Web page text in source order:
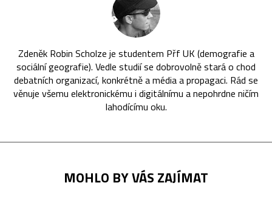
Zdeněk Robin Scholze je studentem Přf UK (demografie a
sociální geografie). Vedle studií se dobrovolně stará o chod
debatních organizací, konkrétně a média a propagaci. Rád se
věnuje všemu elektronickému i digitálnímu a nepohrdne ničím
lahodícímu oku.
MOHLO BY VÁS ZAJÍMAT